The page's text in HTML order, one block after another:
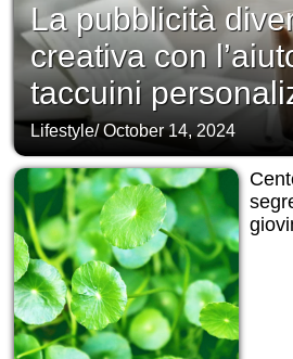
La pubblicità
creativa con
taccuini
Lifestyle/October 14, 2024